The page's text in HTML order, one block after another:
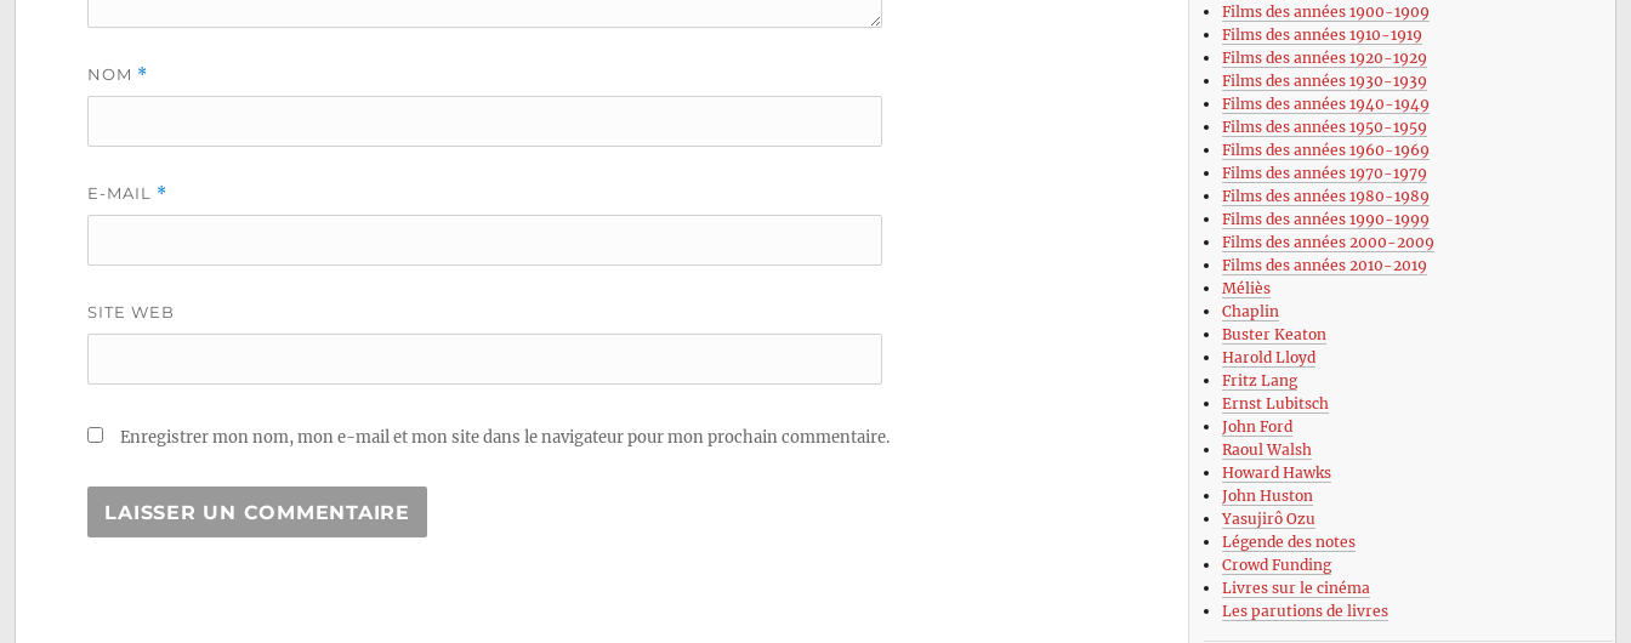
NOM *
E-MAIL *
SITE WEB
Enregistrer mon nom, mon e-mail et mon site dans le navigateur pour mon prochain commentaire.
Films des années 1900-1909
Films des années 1910-1919
Films des années 1920-1929
Films des années 1930-1939
Films des années 1940-1949
Films des années 1950-1959
Films des années 1960-1969
Films des années 1970-1979
Films des années 1980-1989
Films des années 1990-1999
Films des années 2000-2009
Films des années 2010-2019
Méliès
Chaplin
Buster Keaton
Harold Lloyd
Fritz Lang
Ernst Lubitsch
John Ford
Raoul Walsh
Howard Hawks
John Huston
Yasujirô Ozu
Légende des notes
Crowd Funding
Livres sur le cinéma
Les parutions de livres